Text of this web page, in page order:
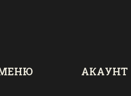
АКАУНТ